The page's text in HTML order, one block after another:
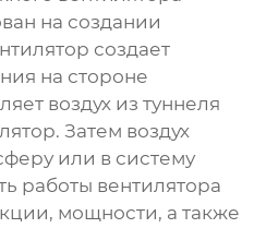
на создании
создает
на стороне
воздух из туннеля
Затем воздух
или в систему
работы вентилятора
мощности, а также